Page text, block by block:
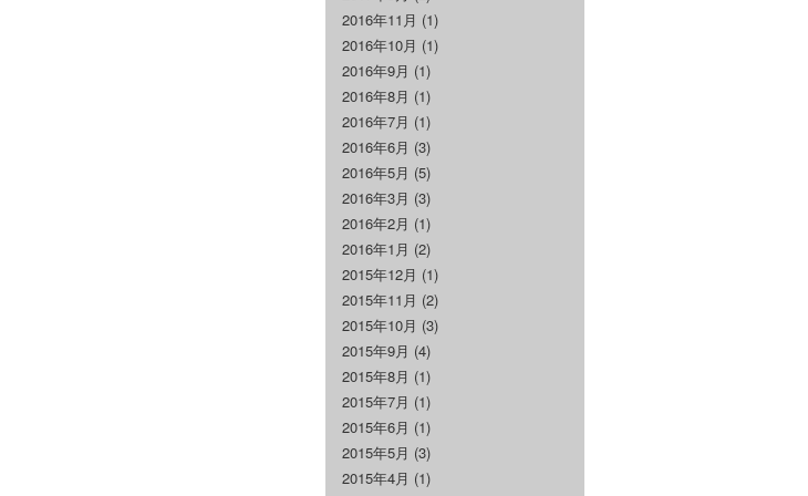
2016年11月 (1)
2016年10月 (1)
2016年9月 (1)
2016年8月 (1)
2016年7月 (1)
2016年6月 (3)
2016年5月 (5)
2016年3月 (3)
2016年2月 (1)
2016年1月 (2)
2015年12月 (1)
2015年11月 (2)
2015年10月 (3)
2015年9月 (4)
2015年8月 (1)
2015年7月 (1)
2015年6月 (1)
2015年5月 (3)
2015年4月 (1)